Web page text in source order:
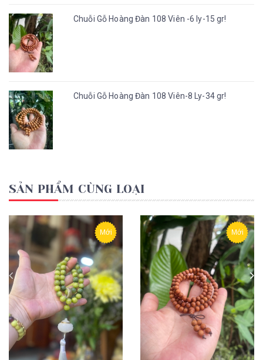
Chuỗi Gỗ Hoàng Đàn 108 Viên -6 ly-15 gr!
Chuỗi Gỗ Hoàng Đàn 108 Viên-8 Ly-34 gr!
SẢN PHẨM CÙNG LOẠI
Mới Mới